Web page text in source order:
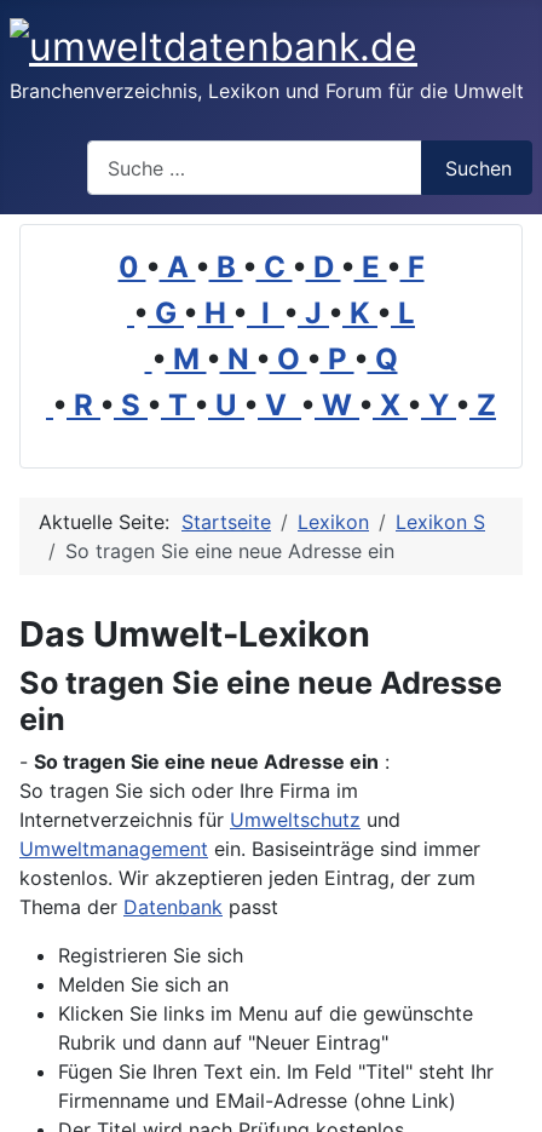
Branchenverzeichnis, Lexikon und Forum für die Umwelt
Suchen
0 • A • B • C • D • E • F
• G • H • I • J • K • L
• M • N • O • P • Q
• R • S • T • U • V • W • X • Y • Z
Aktuelle Seite: Startseite Lexikon
Lexikon S
So tragen Sie eine neue Adresse ein
Das Umwelt-Lexikon
So tragen Sie eine neue Adresse
ein
- So tragen Sie eine neue Adresse ein :
So tragen Sie sich oder Ihre Firma im
Internetverzeichnis für Umweltschutz und
Umweltmanagement ein. Basiseinträge sind immer
kostenlos. Wir akzeptieren jeden Eintrag, der zum
Thema der Datenbank passt
Registrieren Sie sich
Melden Sie sich an
Klicken Sie links im Menu auf die gewünschte
Rubrik und dann auf "Neuer Eintrag"
Fügen Sie Ihren Text ein. Im Feld "Titel" steht Ihr
Firmenname und EMail-Adresse (ohne Link)